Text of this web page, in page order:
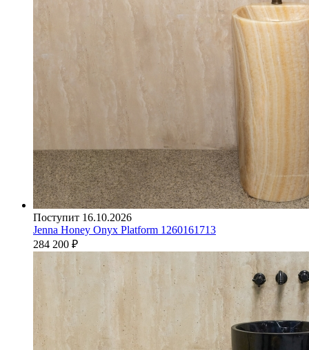
Поступит 16.10.2026
Jenna Honey Onyx Platform 1260161713
284 200 ₽